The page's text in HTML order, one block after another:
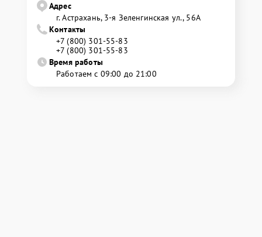
Адрес
г. Астрахань, 3-я Зеленгинская ул., 56А
Контакты
+7 (800) 301-55-83
+7 (800) 301-55-83
Время работы
Работаем с 09:00 до 21:00